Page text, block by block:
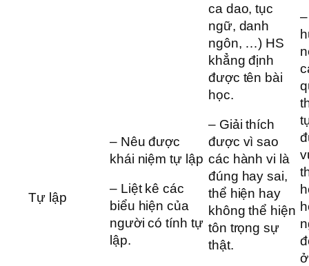
Tự lập
– Nêu được
khái niệm tự lập
– Liệt kê các
biểu hiện của
người có tính tự
lập.
ca dao, tục
ngữ, danh
ngôn, …) HS
khẳng định
được tên bài
học.
– Giải thích
được vì sao
các hành vi là
đúng hay sai,
thể hiện hay
không thể hiện
tôn trọng sự
thật.